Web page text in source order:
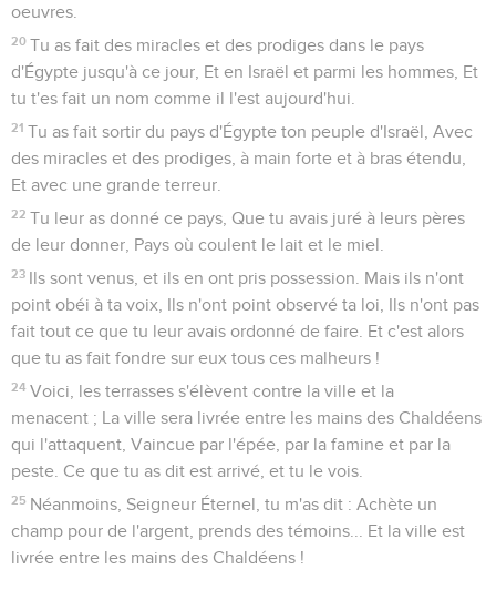
oeuvres.
20 Tu as fait des miracles et des prodiges dans le pays
d'Égypte jusqu'à ce jour, Et en Israël et parmi les hommes, Et
tu t'es fait un nom comme il l'est aujourd'hui.
21 Tu as fait sortir du pays d'Égypte ton peuple d'Israël, Avec
des miracles et des prodiges, à main forte et à bras étendu,
Et avec une grande terreur.
22 Tu leur as donné ce pays, Que tu avais juré à leurs pères
de leur donner, Pays où coulent le lait et le miel.
23 Ils sont venus, et ils en ont pris possession. Mais ils n'ont
point obéi à ta voix, Ils n'ont point observé ta loi, Ils n'ont pas
fait tout ce que tu leur avais ordonné de faire. Et c'est alors
que tu as fait fondre sur eux tous ces malheurs !
24 Voici, les terrasses s'élèvent contre la ville et la
menacent ; La ville sera livrée entre les mains des Chaldéens
qui l'attaquent, Vaincue par l'épée, par la famine et par la
peste. Ce que tu as dit est arrivé, et tu le vois.
25 Néanmoins, Seigneur Éternel, tu m'as dit : Achète un
champ pour de l'argent, prends des témoins... Et la ville est
livrée entre les mains des Chaldéens !